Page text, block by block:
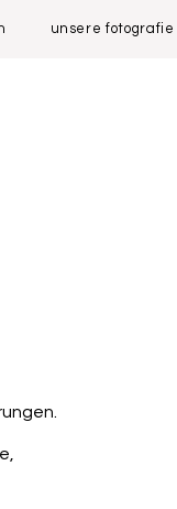
unsere fotografie